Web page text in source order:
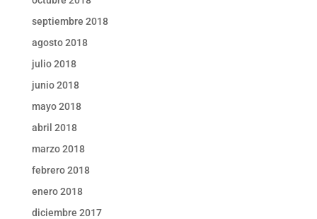
septiembre 2018
agosto 2018
julio 2018
junio 2018
mayo 2018
abril 2018
marzo 2018
febrero 2018
enero 2018
diciembre 2017